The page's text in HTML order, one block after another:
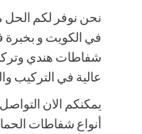
نحن نوفر لكم
في الكويت و بخبرة
شفاطات هندي
عالية في التركيب
يمكنكم الان
أنواع شفاطات